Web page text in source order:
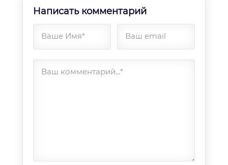
Написать комментарий
Ваше Имя* Ваш email
Ваш комментарий...*